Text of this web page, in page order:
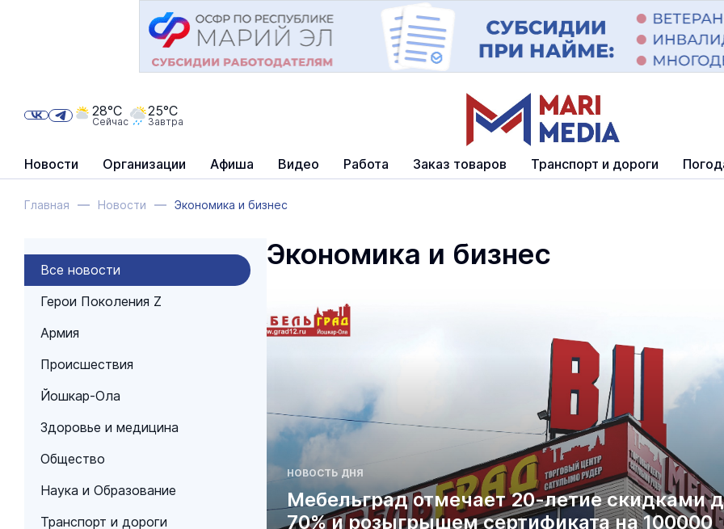
Новости Организации Афиша Видео Работа Заказ товаров Транспорт и дороги
28°C
Сейчас
25°C
Завтра
Главная Новости Экономика и бизнес
Все новости
Герои Поколения Z
Армия
Происшествия
Йошкар-Ола
Здоровье и медицина
Общество
Наука и Образование
Транспорт и дороги
Экономика и бизнес
НОВОСТЬ ДНЯ
Мебельград отмечает 20-летие скидками
70% и розыгрышем сертификата на 100000